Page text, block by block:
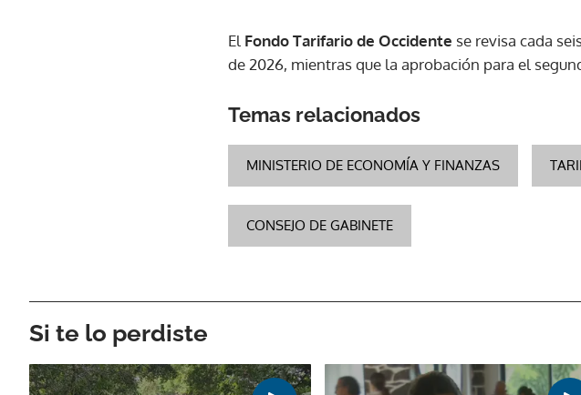
El Fondo Tarifario de Occidente se revisa cada
de 2026, mientras que la aprobación para el
Temas relacionados
MINISTERIO DE ECONOMÍA Y FINANZAS
CONSEJO DE GABINETE
Si te lo perdiste